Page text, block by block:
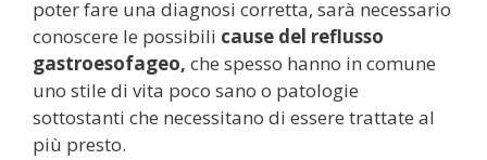
poter fare una diagnosi corretta, sarà necessario
conoscere le possibili cause del reflusso
gastroesofageo, che spesso hanno in comune
uno stile di vita poco sano o patologie
sottostanti che necessitano di essere trattate al
più presto.